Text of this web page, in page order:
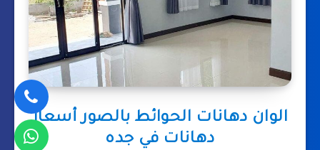
الوان دهانات الحوائط بالصور أسعار
دهانات في جده